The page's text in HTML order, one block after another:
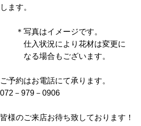
します。
＊写真はイメージです。
仕入状況により花材は変更に
なる場合もございます。
ご予約はお電話にて承ります。
072－979－0906
皆様のご来店お待ち致しております！